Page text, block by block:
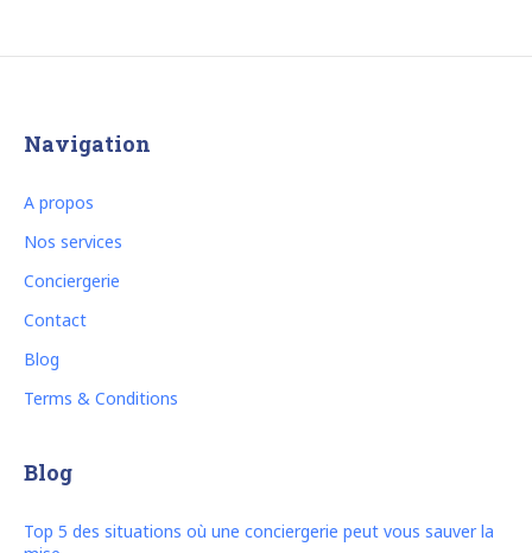
Navigation
A propos
Nos services
Conciergerie
Contact
Blog
Terms & Conditions
Blog
Top 5 des situations où une conciergerie peut vous sauver la